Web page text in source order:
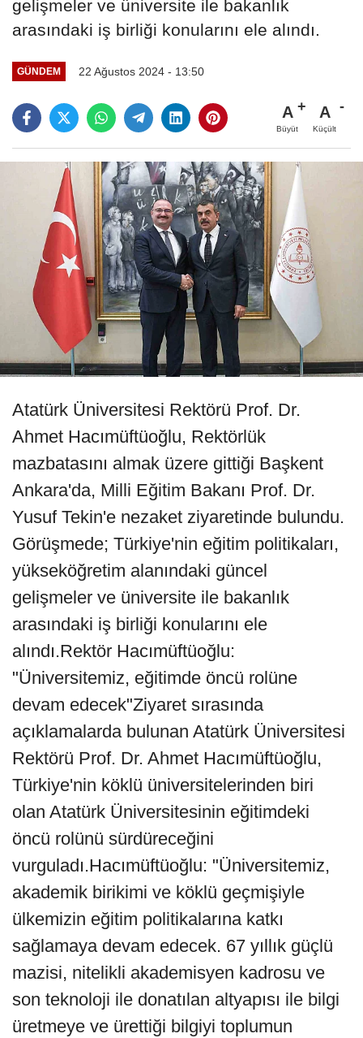
gelişmeler ve üniversite ile bakanlık
arasındaki iş birliği konularını ele alındı.
GÜNDEM 22 Ağustos 2024 - 13:50
A
Büyüt
A
Küçült
Atatürk Üniversitesi Rektörü Prof. Dr.
Ahmet Hacımüftüoğlu, Rektörlük
mazbatasını almak üzere gittiği Başkent
Ankara'da, Milli Eğitim Bakanı Prof. Dr.
Yusuf Tekin'e nezaket ziyaretinde bulundu.
Görüşmede; Türkiye'nin eğitim politikaları,
yükseköğretim alanındaki güncel
gelişmeler ve üniversite ile bakanlık
arasındaki iş birliği konularını ele
alındı.Rektör Hacımüftüoğlu:
"Üniversitemiz, eğitimde öncü rolüne
devam edecek"Ziyaret sırasında
açıklamalarda bulunan Atatürk Üniversitesi
Rektörü Prof. Dr. Ahmet Hacımüftüoğlu,
Türkiye'nin köklü üniversitelerinden biri
olan Atatürk Üniversitesinin eğitimdeki
öncü rolünü sürdüreceğini
vurguladı.Hacımüftüoğlu: "Üniversitemiz,
akademik birikimi ve köklü geçmişiyle
ülkemizin eğitim politikalarına katkı
sağlamaya devam edecek. 67 yıllık güçlü
mazisi, nitelikli akademisyen kadrosu ve
son teknoloji ile donatılan altyapısı ile bilgi
üretmeye ve ürettiği bilgiyi toplumun